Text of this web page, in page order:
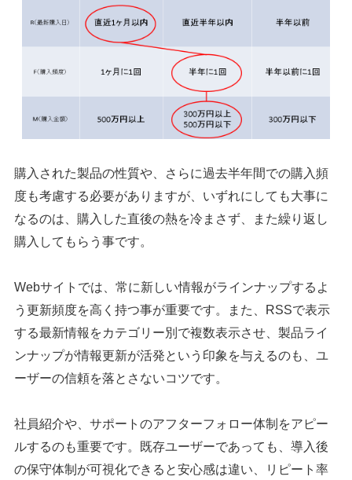
購入された製品の性質や、さらに過去半年間での購入頻
度も考慮する必要がありますが、いずれにしても大事に
なるのは、購入した直後の熱を冷まさず、また繰り返し
購入してもらう事です。
Webサイトでは、常に新しい情報がラインナップするよ
う更新頻度を高く持つ事が重要です。また、RSSで表示
する最新情報をカテゴリー別で複数表示させ、製品ライ
ンナップが情報更新が活発という印象を与えるのも、ユ
ーザーの信頼を落とさないコツです。
社員紹介や、サポートのアフターフォロー体制をアピー
ルするのも重要です。既存ユーザーであっても、導入後
の保守体制が可視化できると安心感は違い、リピート率